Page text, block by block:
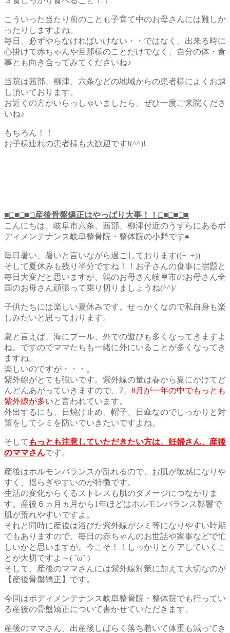
こういった当たり前のことも子育て中のお母さんには難しか
ったりしますよね。
毎日、必ずやらなければいけない・・ではなく、出来る時に
心掛けて赤ちゃんや旦那様のことだけでなく、自分の体・食
事とも向き合ってみてくださいね♪
当院は茜部、柳津、六条などの地域からの患者様によくお越
し頂いております。
お近くの方がいらっしゃいましたら、ぜひ一度ご来院くださ
いね♪
もちろん！！
お子様連れの患者様も大歓迎です!(^^)!
■□■□■□産後骨盤矯正はやっばり大事！！□■□■□■
こんにちは、岐阜市六条、茜部、柳津付近のうずらにあるボ
ディメンテナンス岐阜整骨院・整体院の小野です♠
毎日暑い、暑いと言いながら過ごしております((+_+))
そして夏休みも残り半分ですね！！お子さんの食事に宿題と
毎日大変だと思いますが、鶉のお母さん岐阜市のお母さん全
国のお母さん頑張って乗り切りましょうね(^^)/
子供たちには楽しい夏休みです。せっかくなので私自身も楽
しみたいと思っております。
夏と言えば、海にプール、外での遊びも多くなってきますよ
ね。ですのでママたちも一緒に外にいることが多くなってき
ますね。
楽しいのですが・・・。
紫外線がとても強いです。紫外線の量は春から夏にかけてど
んどんあがっていきますので、 7、8月が一年の中でもっとも
紫外線が多い と言われています。
外出するにも、日焼け止め、帽子、日傘なのでしっかりと対
策をしてシミを防いでいきたいですよね。
そして もっとも注意していただきたい方は、妊婦さん、産後
のママさんです。
産後はホルモンバランスが乱れるので、お肌が敏感になりや
すく、揺らぎやすいのが特徴です。
生活の変化からくるストレスも肌のダメージにつながりま
す。産後６ヵ月ヵ月から1年ほどはホルモンバランス影響で
肌が荒れやすいですよ。
それと同時に産後は浴びた紫外線がシミ等になりやすい時期
でもありますので、毎日の赤ちゃんのお世話や家事などで忙
しいかと思いますが、今こそ！！しっかりとケアしていくこ
とが大切ですよ～( ˘ω˘ )
そして、産後のママさんには紫外線対策に加えて大切なのが
【産後骨盤矯正】です。
今回はボディメンテナンス岐阜整骨院・整体院でも行ってい
る産後の骨盤矯正について書かせていただきます。
産後のママさん、出産後しばらく落ち着いて体重も減ってき